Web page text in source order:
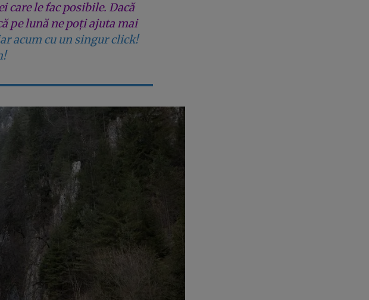
le fac posibile. Dacă
pe lună ne poți ajuta mai
acum cu un singur click!